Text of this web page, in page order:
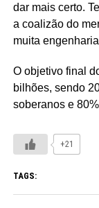
dar mais certo.
a coalizão do
muita
O objetivo final
bilhões, sendo
soberanos e
+21
TAGS: